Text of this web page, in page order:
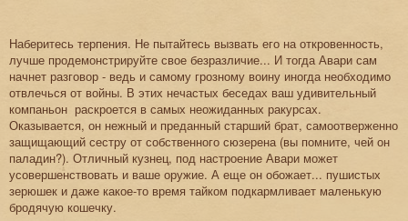
Наберитесь терпения. Не пытайтесь вызвать его на откровенность,
лучше продемонстрируйте свое безразличие... И тогда Авари сам
начнет разговор - ведь и самому грозному воину иногда необходимо
отвлечься от войны. В этих нечастых беседах ваш удивительный
компаньон раскроется в самых неожиданных ракурсах.
Оказывается, он нежный и преданный старший брат, самоотверженно
защищающий сестру от собственного сюзерена (вы помните, чей он
паладин?). Отличный кузнец, под настроение Авари может
усовершенствовать и ваше оружие. А еще он обожает... пушистых
зерюшек и даже какое-то время тайком подкармливает маленькую
бродячую кошечку.